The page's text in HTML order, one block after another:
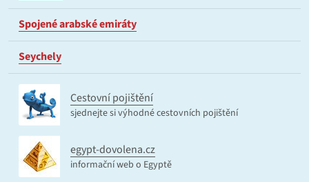
Spojené arabské emiráty
Seychely
Cestovní pojištění
sjednejte si výhodné cestovních pojištění
egypt-dovolena.cz
informační web o Egyptě